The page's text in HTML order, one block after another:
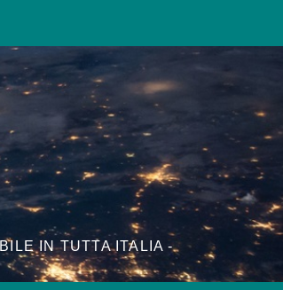
IN TUTTA ITALIA -